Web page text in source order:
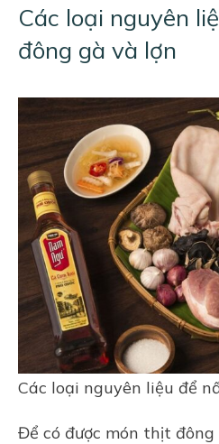
Các loại nguyên
đông gà và lợn
Các loại nguyên liệu để
Để có được món thịt